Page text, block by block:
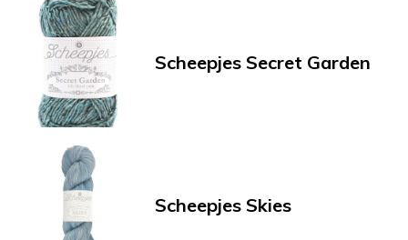
Scheepjes Secret Garden
Scheepjes Skies